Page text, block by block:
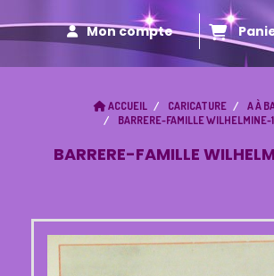
Mon compte
ACCUEIL CARICATURE
A À
BARRERE-FAMILLE
BARRERE-FAMILLE